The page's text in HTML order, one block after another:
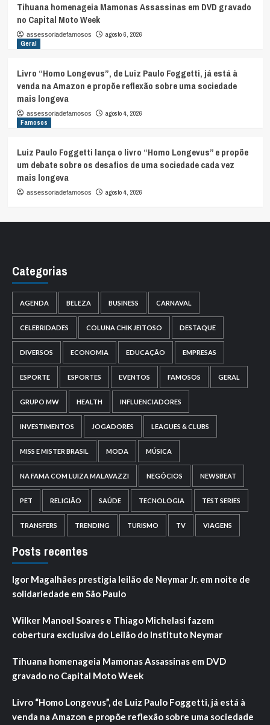
Tihuana homenageia Mamonas Assassinas em DVD gravado
no Capital Moto Week
assessoriadefamosos
agosto 6, 2026
Geral
Livro “Homo Longevus”, de Luiz Paulo Foggetti, já está à
venda na Amazon e propõe reflexão sobre uma sociedade
mais longeva
assessoriadefamosos
agosto 4, 2026
Famosos
Luiz Paulo Foggetti lança o livro “Homo Longevus” e propõe
um debate sobre os desafios de uma sociedade cada vez
mais longeva
assessoriadefamosos agosto 4, 2026
Categorias
AGENDA BELEZA BUSINESS CARNAVAL
CELEBRIDADES COLUNA CHIK JEITOSO DESTAQUE
DIVERSOS ECONOMIA EDUCAÇÃO EMPRESAS
ESPORTE ESPORTES EVENTOS FAMOSOS GERAL
GRUPO MW HEALTH INFLUENCIADORES
INVESTIMENTOS JOGADORES LEAGUES & CLUBS
MISS E MISTER BRASIL MODA MÚSICA
NA FAMA COM LUIZA MALAVAZZI NEGÓCIOS NEWSBEAT
PET RELIGIÃO SAÚDE TECNOLOGIA TEST SERIES
TRANSFERS TRENDING TURISMO TV VIAGENS
Posts recentes
Igor Magalhães prestigia leilão de Neymar Jr. em noite de
solidariedade em São Paulo
Wilker Manoel Soares e Thiago Michelasi fazem
cobertura exclusiva do Leilão do Instituto Neymar
Tihuana homenageia Mamonas Assassinas em DVD
gravado no Capital Moto Week
Livro “Homo Longevus”, de Luiz Paulo Foggetti, já está à
venda na Amazon e propõe reflexão sobre uma sociedade